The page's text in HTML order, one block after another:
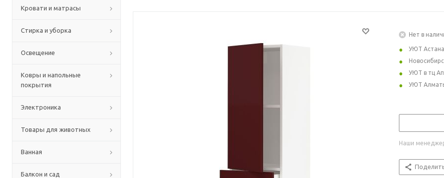
Кровати и матрасы
Стирка и уборка
Освещение
Ковры и напольные
покрытия
Электроника
Товары для животных
Ванная
Балкон и сад
Нет в
УЮТ Астана
УЮТ в тц
УЮТ
Наши